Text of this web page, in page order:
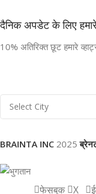
दैनिक अपडेट के लिए
10% अतिरिक्त छूट हमारे
BRAINTA INC 2025
फेसबुक X